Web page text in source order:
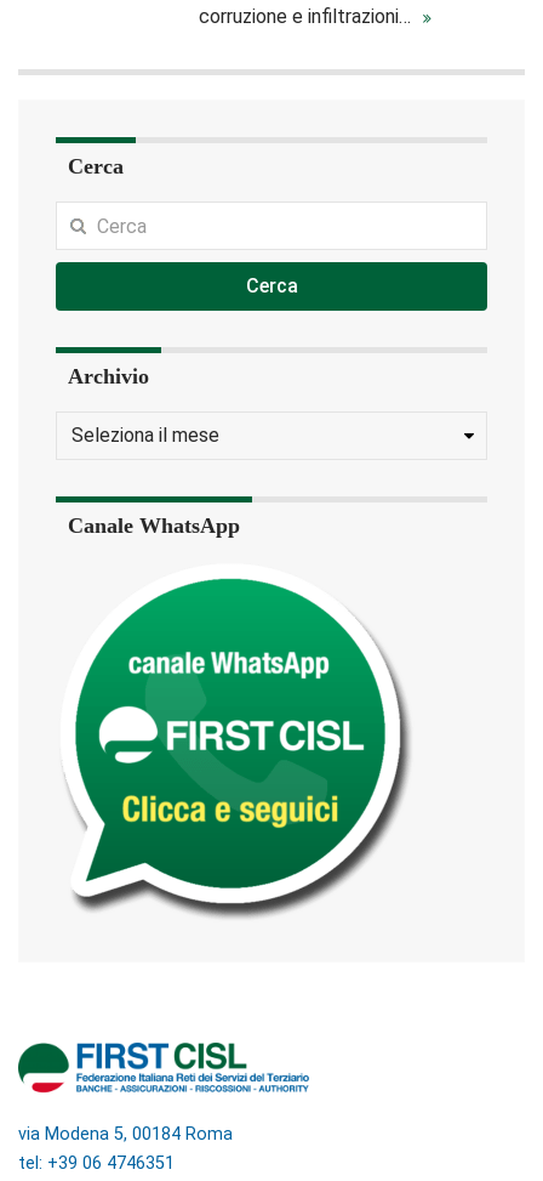
corruzione e infiltrazioni…
Cerca
Cerca
Archivio
Canale WhatsApp
via Modena 5, 00184 Roma
tel: +39 06 4746351